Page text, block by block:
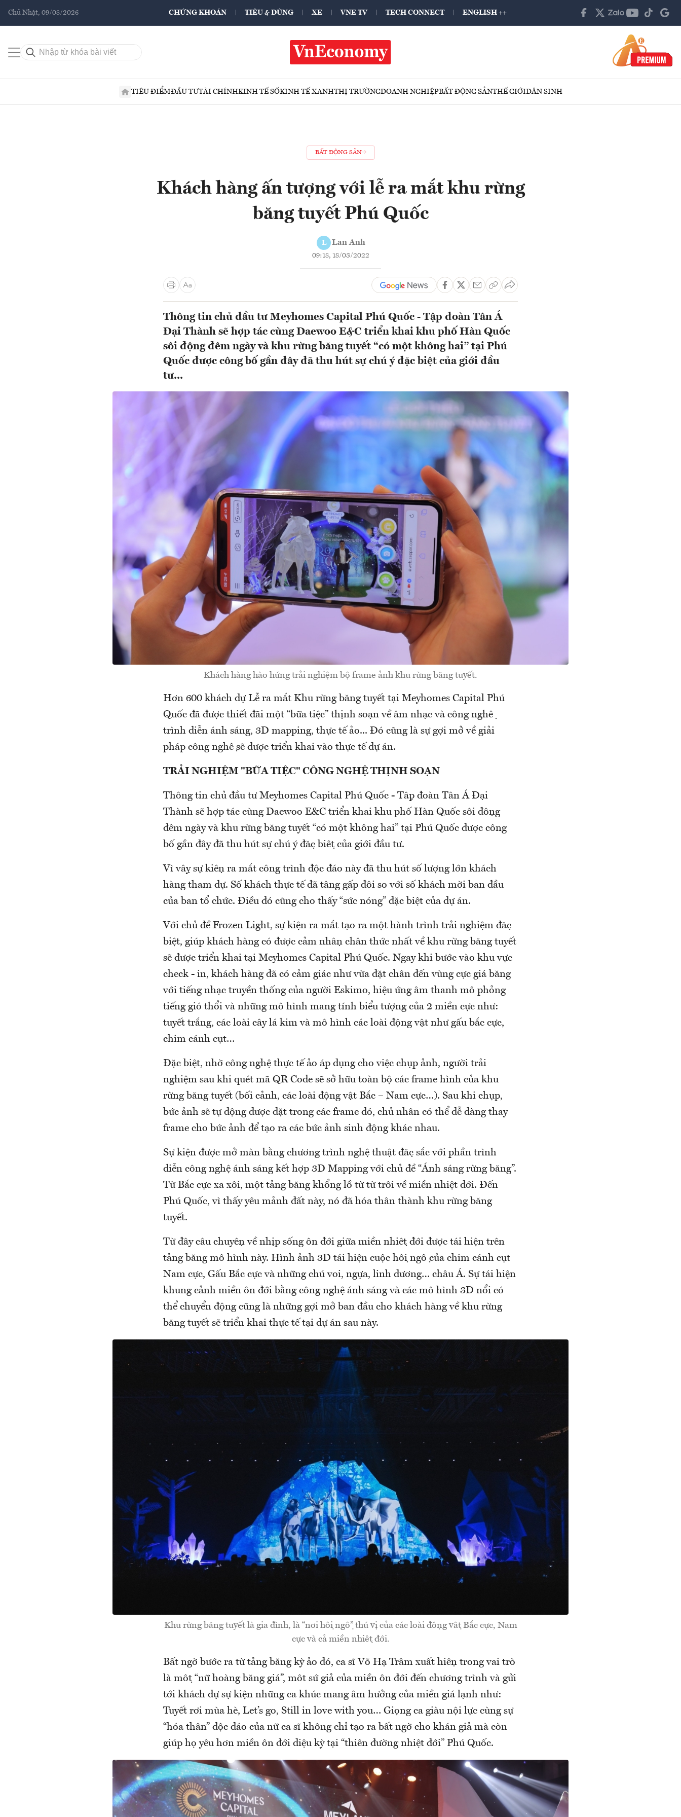
Chủ Nhật, 09/08/2026 CHỨNG KHOÁN TIÊU & DÙNG XE VNE TV TECH CONNECT ENGLISH ++
TIÊU ĐIỂMĐẦU TƯTÀI CHÍNHKINH TẾ SỐKINH TẾ XANHTHỊ TRƯỜNGDOANH NGHIỆPBẤT ĐỘNG SẢNTHẾ GIỚIDÂN SINH
BẤT ĐỘNG SẢN
Khách hàng ấn tượng với lễ ra mắt khu rừng
băng tuyết Phú Quốc
L Lan Anh
09:18, 18/03/2022
Thông tin chủ đầu tư Meyhomes Capital Phú Quốc - Tập đoàn Tân Á
Đại Thành sẽ hợp tác cùng Daewoo E&C triển khai khu phố Hàn Quốc
sôi động đêm ngày và khu rừng băng tuyết “có một không hai” tại Phú
Quốc được công bố gần đây đã thu hút sự chú ý đặc biệt của giới đầu
tư...
Khách hàng hào hứng trải nghiệm bộ frame ảnh khu rừng băng tuyết.
Hơn 600 khách dự Lễ ra mắt Khu rừng băng tuyết tại Meyhomes Capital Phú
Quốc đã được thiết đãi một “bữa tiệc” thịnh soạn về âm nhạc và công nghệ
trình diễn ánh sáng, 3D mapping, thực tế ảo... Đó cũng là sự gợi mở về giải
pháp công nghệ sẽ được triển khai vào thực tế dự án.
TRẢI NGHIỆM "BỮA TIỆC" CÔNG NGHỆ THỊNH SOẠN
Thông tin chủ đầu tư Meyhomes Capital Phú Quốc - Tập đoàn Tân Á Đại
Thành sẽ hợp tác cùng Daewoo E&C triển khai khu phố Hàn Quốc sôi động
đêm ngày và khu rừng băng tuyết “có một không hai” tại Phú Quốc được công
bố gần đây đã thu hút sự chú ý đặc biệt của giới đầu tư.
Vì vậy sự kiện ra mắt công trình độc đáo này đã thu hút số lượng lớn khách
hàng tham dự. Số khách thực tế đã tâng gấp đôi so với số khách mời ban đầu
của ban tổ chức. Điều đó cũng cho thấy “sức nóng” đặc biệt của dự án.
Với chủ đề Frozen Light, sự kiện ra mắt tạo ra một hành trình trải nghiệm đặc
biệt, giúp khách hàng có được cảm nhận chân thức nhất về khu rừng băng tuyết
sẽ được triển khai tại Meyhomes Capital Phú Quốc. Ngay khi bước vào khu vực
check - in, khách hàng đã có cảm giác như vừa đặt chân đến vùng cực giá băng
với tiếng nhạc truyền thống của người Eskimo, hiệu ứng âm thanh mô phỏng
tiếng gió thổi và những mô hình mang tính biểu tượng của 2 miền cực như:
tuyết trắng, các loài cây lá kim và mô hình các loài động vật như gấu bắc cực,
chim cánh cụt…
Đặc biệt, nhờ công nghệ thực tế ảo áp dụng cho việc chụp ảnh, người trải
nghiệm sau khi quét mã QR Code sẽ sở hữu toàn bộ các frame hình của khu
rừng băng tuyết (bối cảnh, các loài động vật Bắc – Nam cực…). Sau khi chụp,
bức ảnh sẽ tự động được đặt trong các frame đó, chủ nhân có thể dễ dàng thay
frame cho bức ảnh để tạo ra các bức ảnh sinh động khác nhau.
Sự kiện được mở màn bằng chương trình nghệ thuật đặc sắc với phần trình
diễn công nghệ ánh sáng kết hợp 3D Mapping với chủ đề “Ánh sáng rừng băng”.
Từ Bắc cực xa xôi, một tảng băng khổng lồ từ từ trôi về miền nhiệt đới. Đến
Phú Quốc, vì thấy yêu mảnh đất này, nó đã hóa thân thành khu rừng băng
tuyết.
Từ đây câu chuyện về nhịp sống ôn đới giữa miền nhiệt đới được tái hiện trên
tảng băng mô hình này. Hình ảnh 3D tái hiện cuộc hội ngộ của chim cánh cụt
Nam cực, Gấu Bắc cực và những chú voi, ngựa, linh dương… châu Á. Sự tái hiện
khung cảnh miền ôn đới bằng công nghệ ánh sáng và các mô hình 3D nổi có
thể chuyển động cũng là những gợi mở ban đầu cho khách hàng về khu rừng
băng tuyết sẽ triển khai thực tế tại dự án sau này.
Khu rừng băng tuyết là gia đình, là “nơi hội ngộ” thú vị của các loài động vật Bắc cực, Nam
cực và cả miền nhiệt đới.
Bất ngờ bước ra từ tảng băng kỳ ảo đó, ca sĩ Võ Hạ Trâm xuất hiện trong vai trò
là một “nữ hoàng băng giá”, môt sứ giả của miền ôn đới đến chương trình và gửi
tới khách dự sự kiện những ca khúc mang âm hưởng của miền giá lạnh như:
Tuyết rơi mùa hè, Let’s go, Still in love with you… Giọng ca giàu nội lực cùng sự
“hóa thân” độc đáo của nữ ca sĩ không chỉ tạo ra bất ngờ cho khán giả mà còn
giúp họ yêu hơn miền ôn đới diệu kỳ tại “thiên đường nhiệt đới” Phú Quốc.